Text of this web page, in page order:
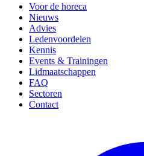
Voor de horeca
Nieuws
Advies
Ledenvoordelen
Kennis
Events & Trainingen
Lidmaatschappen
FAQ
Sectoren
Contact